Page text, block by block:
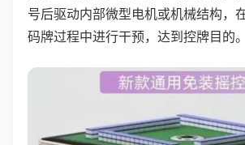
号后驱动内部微型电机或机械结构，
码牌过程中进行干预，达到控牌目的。